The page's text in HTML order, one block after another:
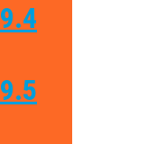
9.4
9.5